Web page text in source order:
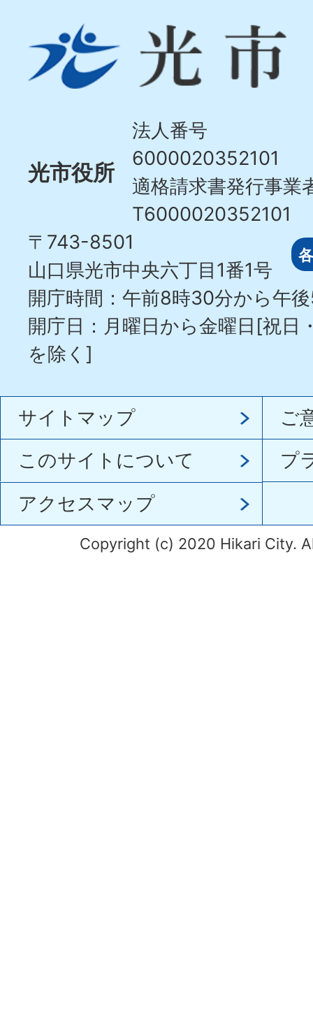
市
Hikari
光市役所
法人番号
6000020352101
適格請求書発行事業
T6000020352101
〒743-8501
山口県光市中央六丁目1番1号
開庁時間：午前8時30分から午
開庁日：月曜日から金曜日[祝日
を除く]
サイトマップ
ご
このサイトについて
プ
アクセスマップ
Copyright (c) 2020 Hikari City.